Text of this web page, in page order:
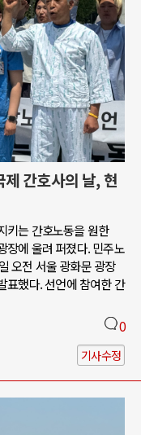
간호사의 날, 현
키는 간호노동을 원한
장에 울려 퍼졌다. 민주노
오전 서울 광화문 광장
표했다. 선언에 참여한 간
0
기사수정